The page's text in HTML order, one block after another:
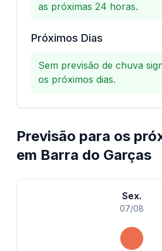
as próximas 24 horas.
Próximos Dias
Sem previsão de chuva
os próximos dias.
Previsão para os
em Barra do Garças
Sex.
07/08